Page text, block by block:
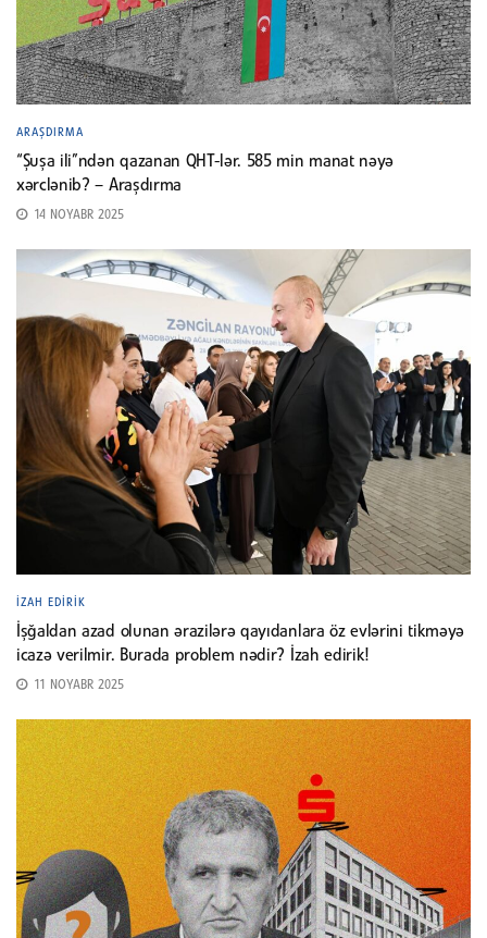
ARAŞDIRMA
“Şuşa ili”ndən qazanan QHT-lər. 585 min manat nəyə
xərclənib? – Araşdırma
14 NOYABR 2025
İZAH EDIRIK
İşğaldan azad olunan ərazilərə qayıdanlara öz evlərini tikməyə
icazə verilmir. Burada problem nədir? İzah edirik!
11 NOYABR 2025